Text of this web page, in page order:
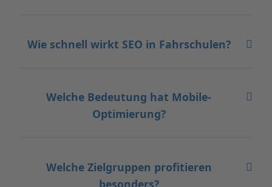
Wie schnell wirkt SEO in Fahrschulen?
Welche Bedeutung hat Mobile-
Optimierung?
Welche Zielgruppen profitieren
besonders?